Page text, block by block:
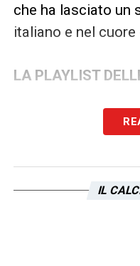
che ha lasciato un
italiano e nel
LA PLAYLIST
IL